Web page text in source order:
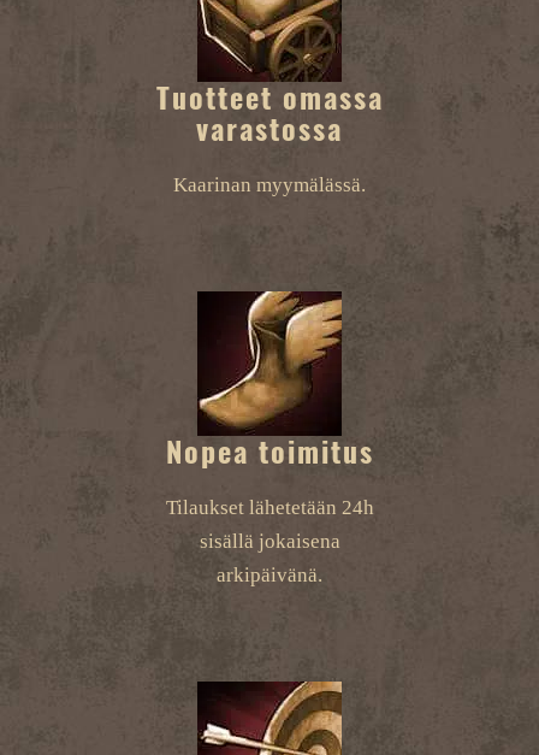
Tuotteet omassa
varastossa
Kaarinan myymälässä.
Nopea toimitus
Tilaukset lähetetään 24h
sisällä jokaisena
arkipäivänä.